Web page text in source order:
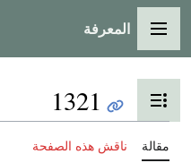
القائمة الرئيسية
المعرفة
تبديل عرض جدول المحتويات
1321
مقالة ناقش هذه الصفحة